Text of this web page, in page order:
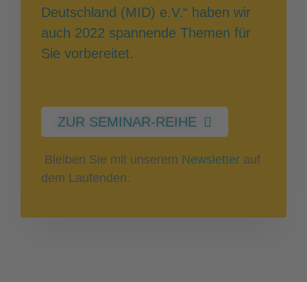
Deutschland (MID) e.V.“ haben wir
auch 2022 spannende Themen für
Sie vorbereitet.
ZUR SEMINAR-REIHE
Bleiben Sie mit unserem Newsletter auf
dem Laufenden.